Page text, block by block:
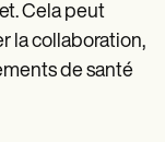
Cela peut
la collaboration,
de santé